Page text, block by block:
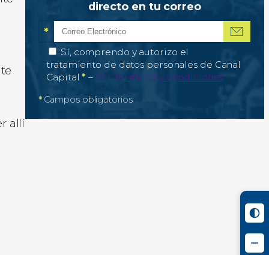
allí
directo en tu correo
Correo electrónico*
*Campo obligatorio
Autorización de tratamiento de datos
Sí, comprendo y autorizo el
tratamiento de datos personales de Canal
Capital* – Campo obligatorio
Ver Términos y condiciones
*Campos obligatorios